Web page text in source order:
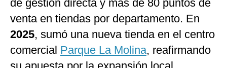
de gestión directa y más de 80 puntos de
venta en tiendas por departamento. En
2025, sumó una nueva tienda en el centro
comercial Parque La Molina, reafirmando